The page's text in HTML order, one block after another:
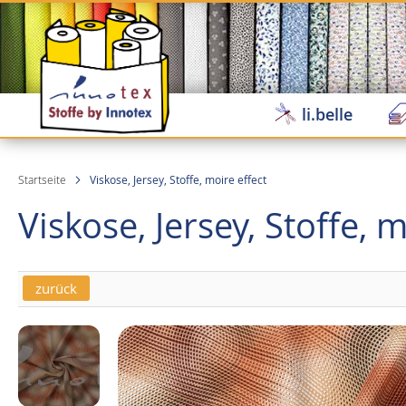
Direkt
zum
Inhalt
li.belle
Startseite Viskose, Jersey, Stoffe, moire effect
Viskose, Jersey, Stoffe,
zurück
Skip
to
the
end
Skip
to
the
beginning